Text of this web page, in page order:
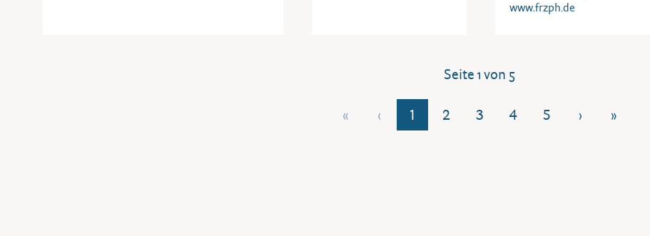
www.frzph.de
Seite 1 von 5
1 2 3 4 5